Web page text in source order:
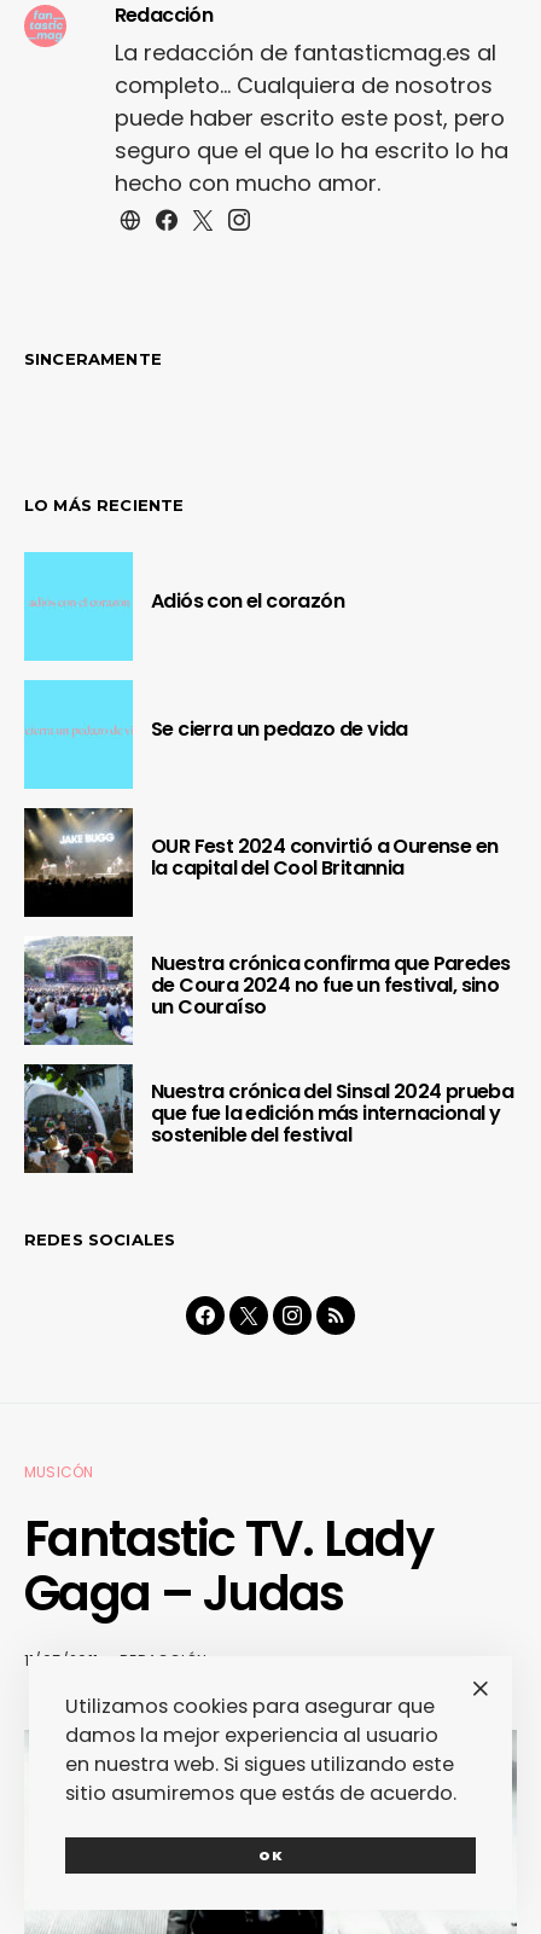
Redacción
La redacción de fantasticmag.es al
completo... Cualquiera de nosotros
puede haber escrito este post, pero
seguro que el que lo ha escrito lo ha
hecho con mucho amor.
SINCERAMENTE
LO MÁS RECIENTE
Adiós con el corazón
Se cierra un pedazo de vida
OUR Fest 2024 convirtió a Ourense en
la capital del Cool Britannia
Nuestra crónica confirma que Paredes
de Coura 2024 no fue un festival, sino
un Couraíso
Nuestra crónica del Sinsal 2024 prueba
que fue la edición más internacional y
sostenible del festival
REDES SOCIALES
MUSICÓN
Fantastic TV. Lady
Gaga – Judas
11/05/2011 REDACCIÓN
Utilizamos cookies para asegurar que
damos la mejor experiencia al usuario
en nuestra web. Si sigues utilizando este
sitio asumiremos que estás de acuerdo.
OK